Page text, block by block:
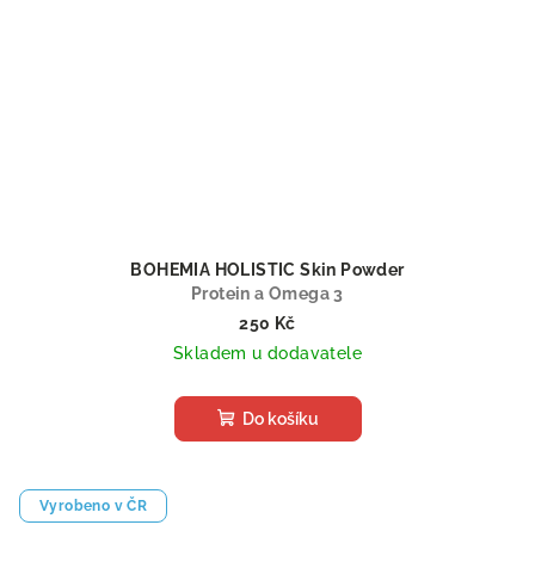
BOHEMIA HOLISTIC Skin Powder
Protein a Omega 3
250 Kč
Skladem u dodavatele
Do košíku
Vyrobeno v ČR